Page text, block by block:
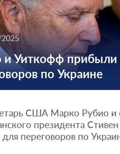
и Уиткофф
по Украине
США Марко Рубио и
президента
переговоров по